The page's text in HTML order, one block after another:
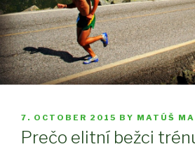
POSTED
ON
7. OCTOBER 2015 BY MATÚŠ
Prečo elitní bežci